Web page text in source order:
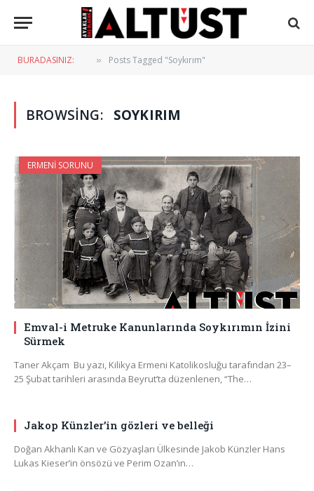
BURADASINIZ: » Posts Tagged "Soykırım"
BROWSING: SOYKIRIM
ERMENI SORUNU
Emval-i Metruke Kanunlarında Soykırımın İzini
Sürmek
Taner Akçam Bu yazı, Kilikya Ermeni Katolikosluğu tarafından 23–
25 Şubat tarihleri arasında Beyrut’ta düzenlenen, “The…
Jakop Künzler’in gözleri ve belleği
Doğan Akhanlı Kan ve Gözyaşları Ülkesinde Jakob Künzler Hans
Lukas Kieser’in önsözü ve Perim Ozan’ın…